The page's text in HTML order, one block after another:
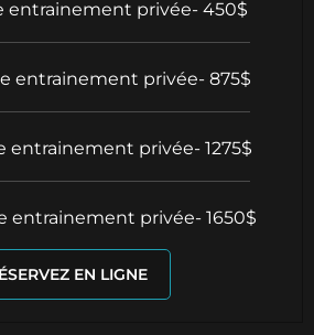
entrainement privée- 450$
entrainement privée- 875$
entrainement privée- 1275$
entrainement privée- 1650$
EN LIGNE